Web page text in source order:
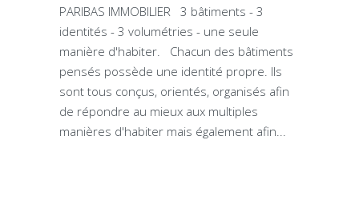
PARIBAS IMMOBILIER 3 bâtiments - 3
identités - 3 volumétries - une seule
manière d'habiter. Chacun des bâtiments
pensés possède une identité propre. Ils
sont tous conçus, orientés, organisés afin
de répondre au mieux aux multiples
manières d'habiter mais également afin...